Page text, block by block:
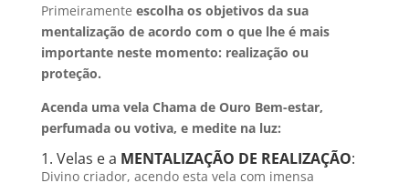
Primeiramente escolha os objetivos da sua
mentalização de acordo com o que lhe é mais
importante neste momento: realização ou
proteção.
Acenda uma vela Chama de Ouro Bem-estar,
perfumada ou votiva, e medite na luz:
1. Velas e a MENTALIZAÇÃO DE REALIZAÇÃO:
Divino criador, acendo esta vela com imensa